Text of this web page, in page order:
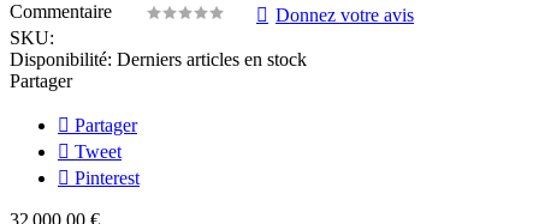
Commentaire
Donnez votre avis
SKU:
Disponibilité: Derniers articles en stock
Partager
Partager
Tweet
Pinterest